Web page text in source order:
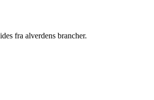
fra alverdens brancher.